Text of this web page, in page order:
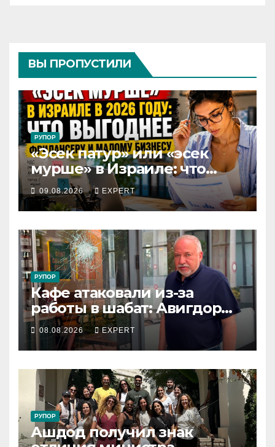
ВЫ ПРОПУСТИЛИ
РУПОР
«Эсек патур» или «эсек
мурше» в Израиле: что
выгоднее фрилансеру и
малому бизнесу в 2026 году
09.08.2026 EXPERT
РУПОР
Кафе атаковали из-за
работы в шабат: Авигдор
Либерман приехал
поддержать владельцев
08.08.2026 EXPERT
РУПОР
Ашдод получил знак